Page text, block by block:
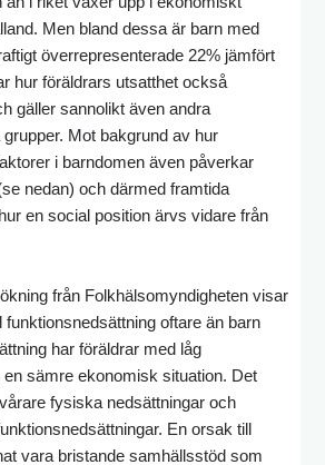
Men bland dessa är barn med
överrepresenterade 22% jämfört
hur föräldrars utsatthet också
gäller sannolikt även andra
Mot bakgrund av hur
i barndomen även påverkar
nedan) och därmed framtida
en social position ärvs vidare från
från Folkhälsomyndigheten visar
oftare än barn
har föräldrar med låg
en sämre ekonomisk situation. Det
fysiska nedsättningar och
En orsak till
vara bristande samhällsstöd som